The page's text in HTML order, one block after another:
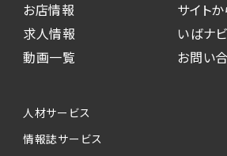
お店情報
求人情報
動画一覧
サイト
いばナ
お問い
人材サービス
情報誌サービス